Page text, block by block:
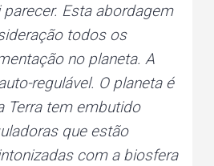
parecer. Esta abordagem
todos os
no planeta. A
regulável. O planeta é
Terra tem embutido
que estão
com a biosfera